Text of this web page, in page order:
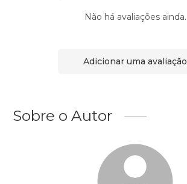
Não há avaliações ainda.
Adicionar uma avaliação
Sobre o Autor